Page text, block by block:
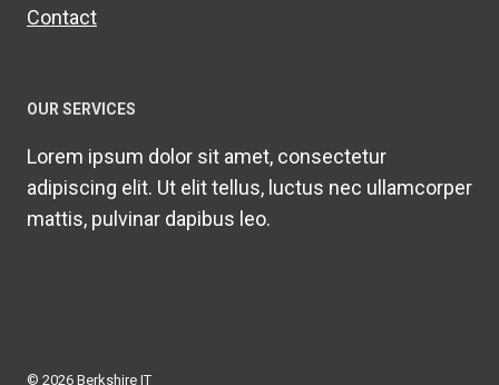
Contact
OUR SERVICES
Lorem ipsum dolor sit amet, consectetur
adipiscing elit. Ut elit tellus, luctus nec ullamcorper
mattis, pulvinar dapibus leo.
© 2026 Berkshire IT